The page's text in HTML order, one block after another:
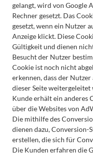
gelangt, wird von Google
Rechner gesetzt. Das
gesetzt, wenn ein Nutzer
Anzeige klickt. Diese
Gültigkeit und dienen
Besucht der Nutzer
Cookie ist noch nicht
erkennen, dass der
dieser Seite
Kunde erhält ein anderes
über die Websites von
Die mithilfe des
dienen dazu,
erstellen, die sich für
Die Kunden erfahren die